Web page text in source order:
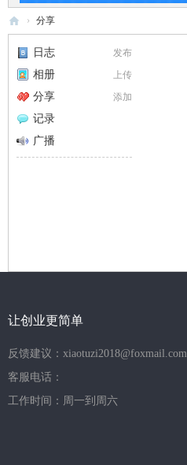
白
码
› 分享
发布
日志
上传
相册
添加
分享
记录
广播
让创业更简单
反馈建议：xiaotuzi2018@foxmail.com
客服电话：
工作时间：周一到周六